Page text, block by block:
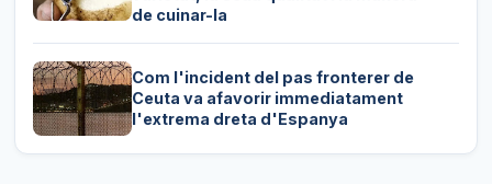
de cuinar-la
Com l'incident del pas fronterer de
Ceuta va afavorir immediatament
l'extrema dreta d'Espanya